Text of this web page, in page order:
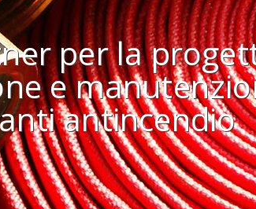
per la
e
antincendio